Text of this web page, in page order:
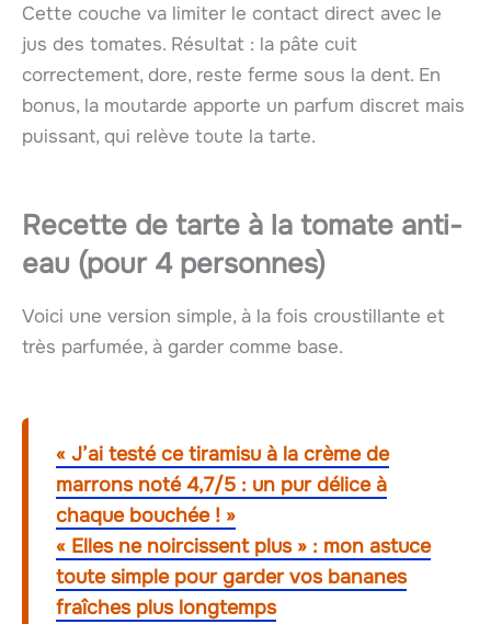
Cette couche va limiter le contact direct avec le
jus des tomates. Résultat : la pâte cuit
correctement, dore, reste ferme sous la dent. En
bonus, la moutarde apporte un parfum discret mais
puissant, qui relève toute la tarte.
Recette de tarte à la tomate anti-
eau (pour 4 personnes)
Voici une version simple, à la fois croustillante et
très parfumée, à garder comme base.
« J’ai testé ce tiramisu à la crème de
marrons noté 4,7/5 : un pur délice à
chaque bouchée ! »
« Elles ne noircissent plus » : mon astuce
toute simple pour garder vos bananes
fraîches plus longtemps